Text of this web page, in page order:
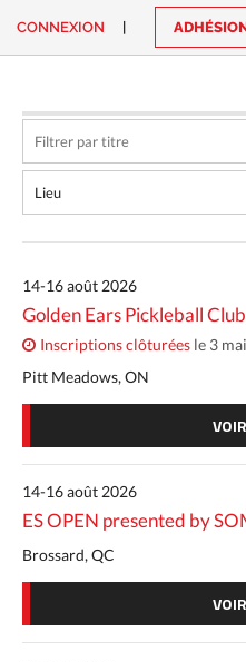
Vous
cherchez
quelque
chose?
CONNEXION
14-16 août 2026
Golden Ears Pickleball
Inscriptions clôturées le 3
Pitt Meadows, ON
14-16 août 2026
ES OPEN presented by
Brossard, QC